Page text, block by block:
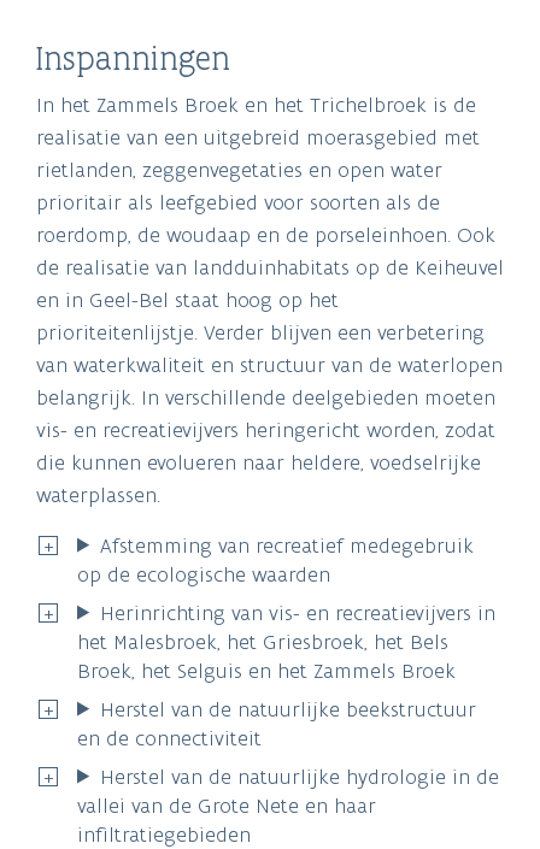
Inspanningen
In het Zammels Broek en het Trichelbroek is de
realisatie van een uitgebreid moerasgebied met
rietlanden, zeggenvegetaties en open water
prioritair als leefgebied voor soorten als de
roerdomp, de woudaap en de porseleinhoen. Ook
de realisatie van landduinhabitats op de Keiheuvel
en in Geel-Bel staat hoog op het
prioriteitenlijstje. Verder blijven een verbetering
van waterkwaliteit en structuur van de waterlopen
belangrijk. In verschillende deelgebieden moeten
vis- en recreatievijvers heringericht worden, zodat
die kunnen evolueren naar heldere, voedselrijke
waterplassen.
Afstemming van recreatief medegebruik
op de ecologische waarden
Herinrichting van vis- en recreatievijvers in
het Malesbroek, het Griesbroek, het Bels
Broek, het Selguis en het Zammels Broek
Herstel van de natuurlijke beekstructuur
en de connectiviteit
Herstel van de natuurlijke hydrologie in de
vallei van de Grote Nete en haar
infiltratiegebieden